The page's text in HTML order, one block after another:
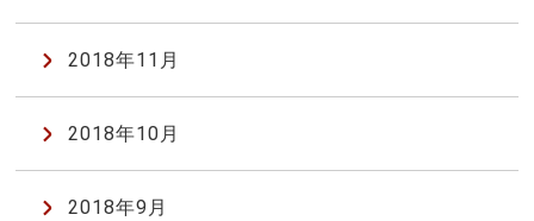
2018年11月
2018年10月
2018年9月